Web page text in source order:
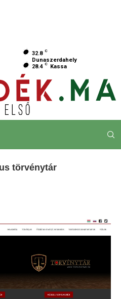
32.8 C
Dunaszerdahely
28.4 C Kassa
törvénytár